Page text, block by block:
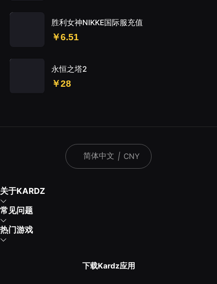
胜利女神NIKKE国际服充值
￥6.51
永恒之塔2
￥28
简体中文 | CNY
关于KARDZ
常见问题
热门游戏
下载Kardz应用